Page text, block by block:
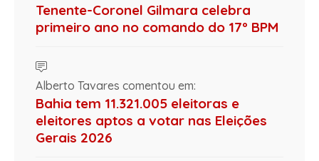
Tenente-Coronel Gilmara celebra
primeiro ano no comando do 17º BPM
Alberto Tavares comentou em:
Bahia tem 11.321.005 eleitoras e
eleitores aptos a votar nas Eleições
Gerais 2026